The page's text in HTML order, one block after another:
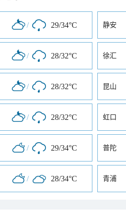
/ 29/34°C 静安
/ 28/32°C 徐汇
/ 28/32°C 昆山
/ 28/32°C 虹口
/ 29/34°C 普陀
/ 28/34°C 青浦